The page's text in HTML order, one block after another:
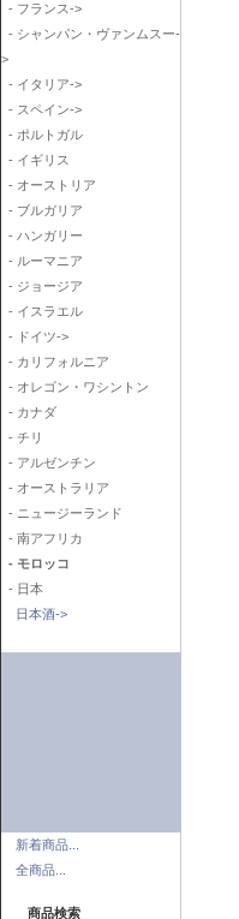
- フランス->
- シャンパン・ヴァンムスー-
>
- イタリア->
- スペイン->
- ポルトガル
- イギリス
- オーストリア
- ブルガリア
- ハンガリー
- ルーマニア
- ジョージア
- イスラエル
- ドイツ->
- カリフォルニア
- オレゴン・ワシントン
- カナダ
- チリ
- アルゼンチン
- オーストラリア
- ニュージーランド
- 南アフリカ
- モロッコ
- 日本
日本酒->
新着商品...
全商品...
商品検索